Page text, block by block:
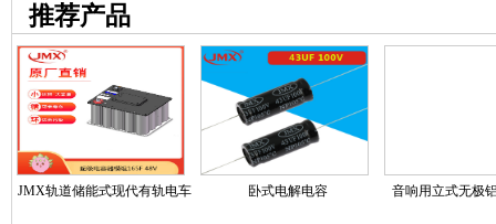
推荐产品
JMX轨道储能式现代有轨电车
卧式电解电容 音响用立式无极